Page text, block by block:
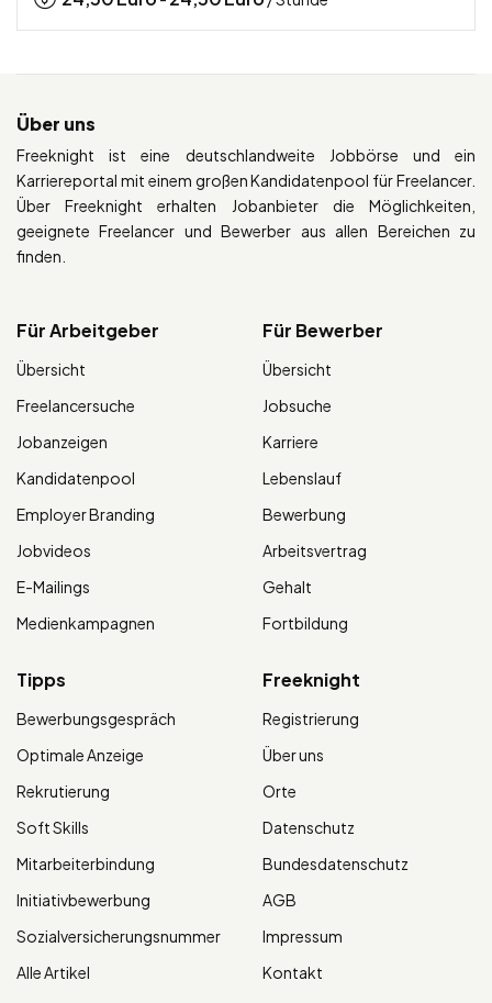
Über uns
Freeknight ist eine deutschlandweite Jobbörse und ein
Karriereportal mit einem großen Kandidatenpool für Freelancer.
Über Freeknight erhalten Jobanbieter die Möglichkeiten,
geeignete Freelancer und Bewerber aus allen Bereichen zu
finden.
Für Arbeitgeber
Übersicht
Freelancersuche
Jobanzeigen
Kandidatenpool
Employer Branding
Jobvideos
E-Mailings
Medienkampagnen
Für Bewerber
Übersicht
Jobsuche
Karriere
Lebenslauf
Bewerbung
Arbeitsvertrag
Gehalt
Fortbildung
Tipps
Bewerbungsgespräch
Optimale Anzeige
Rekrutierung
Soft Skills
Mitarbeiterbindung
Initiativbewerbung
Sozialversicherungsnummer
Alle Artikel
Freeknight
Registrierung
Über uns
Orte
Datenschutz
Bundesdatenschutz
AGB
Impressum
Kontakt